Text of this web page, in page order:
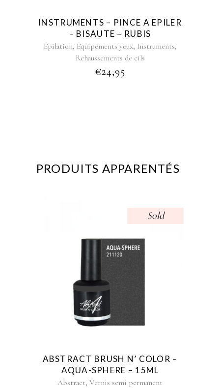
INSTRUMENTS – PINCE A EPILER
– BISAUTE – RUBIS
Épilation, Équipements yeux, Instruments,
Rehaussements de cils
€24,95
PRODUITS APPARENTÉS
Sold
ABSTRACT BRUSH N’ COLOR –
AQUA-SPHERE – 15ML
Abstract, Vernis semi permanent